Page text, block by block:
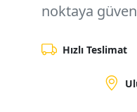
noktaya
Hızlı Teslimat